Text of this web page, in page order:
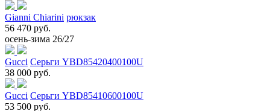
Gianni Chiarini рюкзак
56 470 руб.
осень-зима 26/27
Gucci Серьги YBD85420400100U
38 000 руб.
Gucci Серьги YBD85410600100U
53 500 руб.